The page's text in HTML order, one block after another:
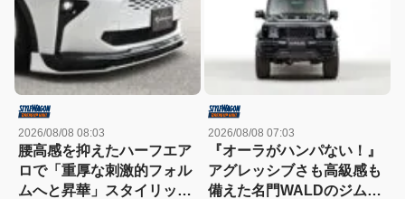
2026/08/08 08:03
腰高感を抑えたハーフエア
ロで「重厚な刺激的フォル
ムへと昇華」スタイリッシ
2026/08/08 07:03
『オーラがハンパない！』
アグレッシブさも高級感も
備えた名門WALDのジムニ